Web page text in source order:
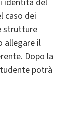
caso dei
strutture
allegare il
Dopo la
potrà